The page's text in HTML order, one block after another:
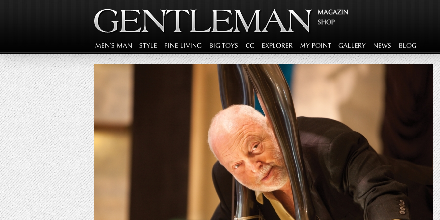
MAGAZIN
SHOP
MEN'S MAN STYLE FINE LIVING BIG TOYS CC EXPLORER MY POINT GALLERY NEWS BLOG